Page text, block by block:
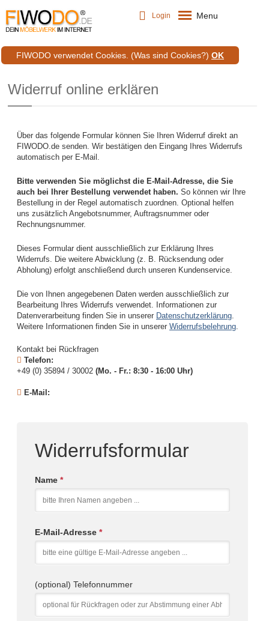
Login Menu
FIWODO verwendet Cookies. (Was sind Cookies?) OK
Widerruf online erklären
Über das folgende Formular können Sie Ihren Widerruf direkt an
FIWODO.de senden. Wir bestätigen den Eingang Ihres Widerrufs
automatisch per E-Mail.
Bitte verwenden Sie möglichst die E-Mail-Adresse, die Sie
auch bei Ihrer Bestellung verwendet haben. So können wir Ihre
Bestellung in der Regel automatisch zuordnen. Optional helfen
uns zusätzlich Angebotsnummer, Auftragsnummer oder
Rechnungsnummer.
Dieses Formular dient ausschließlich zur Erklärung Ihres
Widerrufs. Die weitere Abwicklung (z. B. Rücksendung oder
Abholung) erfolgt anschließend durch unseren Kundenservice.
Die von Ihnen angegebenen Daten werden ausschließlich zur
Bearbeitung Ihres Widerrufs verwendet. Informationen zur
Datenverarbeitung finden Sie in unserer Datenschutzerklärung.
Weitere Informationen finden Sie in unserer Widerrufsbelehrung.
Kontakt bei Rückfragen
Telefon:
+49 (0) 35894 / 30002 (Mo. - Fr.: 8:30 - 16:00 Uhr)
E-Mail:
Widerrufsformular
Name *
E-Mail-Adresse *
(optional) Telefonnummer